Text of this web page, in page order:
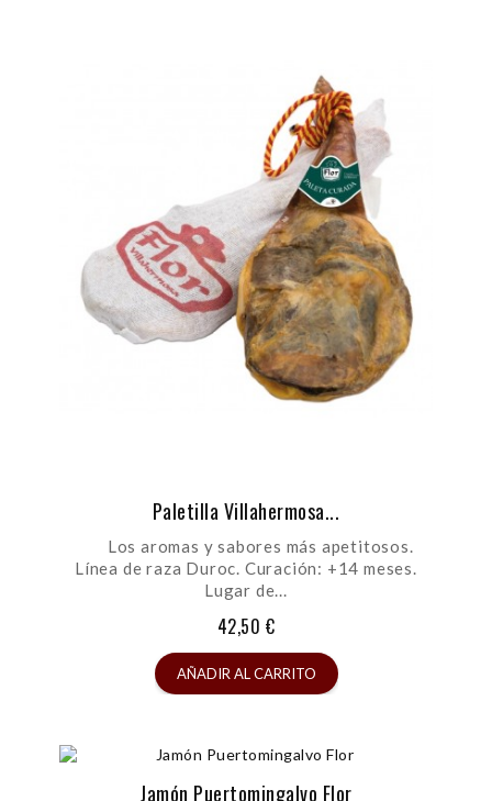
Paletilla Villahermosa...
Los aromas y sabores más apetitosos.
Línea de raza Duroc. Curación: +14 meses.
Lugar de...
42,50 €
AÑADIR AL CARRITO
Jamón Puertomingalvo Flor